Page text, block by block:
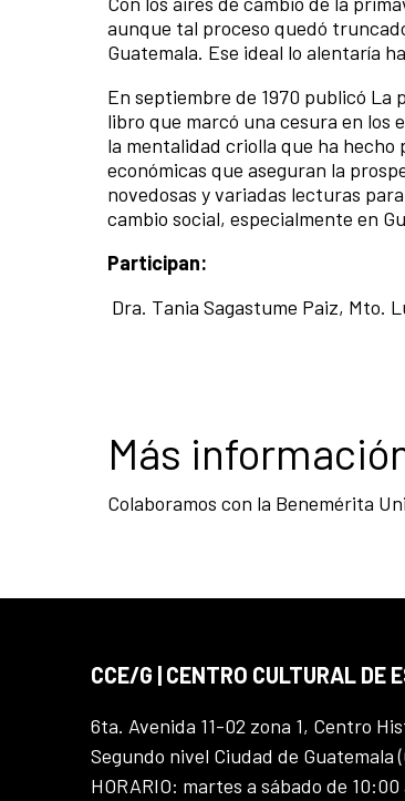
aunque tal proceso quedó
Guatemala. Ese ideal lo alentaría
En septiembre de 1970 publicó
libro que marcó una cesura en los
la mentalidad criolla que ha hecho
económicas que aseguran la
novedosas y variadas lecturas
cambio social, especialmente en
Participan:
Dra. Tania Sagastume Paiz, Mto.
Más
Colaboramos con la Benemérita
CCE/G | CENTRO CULTURAL DE
6ta. Avenida 11-02 zona 1, Centro
Segundo nivel Ciudad de Guatemala
HORARIO: martes a sábado de 10:00